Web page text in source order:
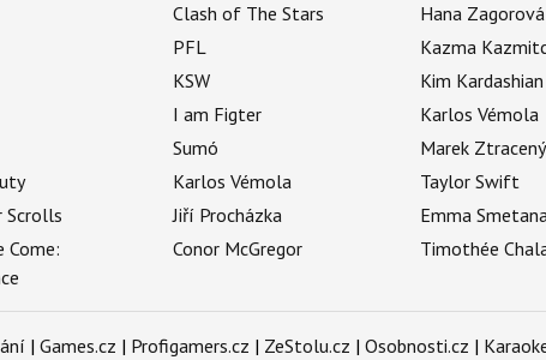
Scrolls
Come:
Clash of The Stars
PFL
KSW
I am Figter
Sumó
Karlos Vémola
Jiří Procházka
Conor McGregor
Hana Zagorová
Kazma
Kim Kardashian
Karlos Vémola
Marek Ztracený
Taylor Swift
Emma
Timothée
| Games.cz | Profigamers.cz | ZeStolu.cz | Osobnosti.cz |